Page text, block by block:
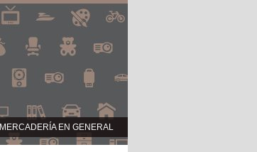
MERCADERÍA EN GENERAL